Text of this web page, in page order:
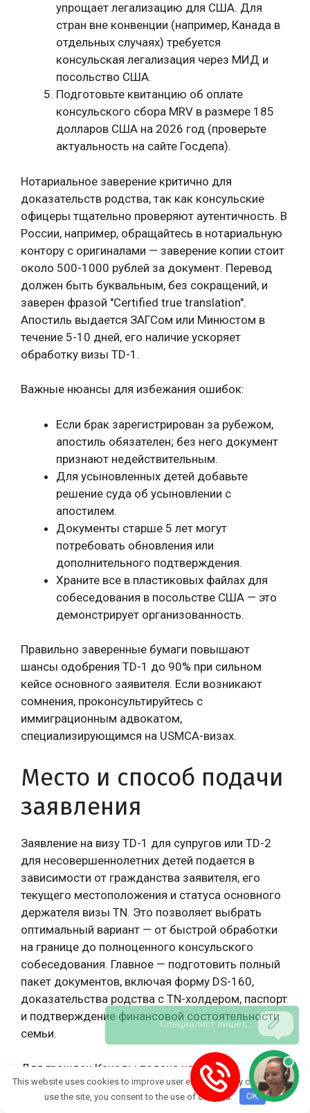
упрощает легализацию для США. Для
стран вне конвенции (например, Канада в
отдельных случаях) требуется
консульская легализация через МИД и
посольство США.
Подготовьте квитанцию об оплате
консульского сбора MRV в размере 185
долларов США на 2026 год (проверьте
актуальность на сайте Госдепа).
Нотариальное заверение критично для
доказательств родства, так как консульские
офицеры тщательно проверяют аутентичность. В
России, например, обращайтесь в нотариальную
контору с оригиналами — заверение копии стоит
около 500-1000 рублей за документ. Перевод
должен быть буквальным, без сокращений, и
заверен фразой "Certified true translation".
Апостиль выдается ЗАГСом или Минюстом в
течение 5-10 дней, его наличие ускоряет
обработку визы TD-1.
Важные нюансы для избежания ошибок:
Если брак зарегистрирован за рубежом,
апостиль обязателен; без него документ
признают недействительным.
Для усыновленных детей добавьте
решение суда об усыновлении с
апостилем.
Документы старше 5 лет могут
потребовать обновления или
дополнительного подтверждения.
Храните все в пластиковых файлах для
собеседования в посольстве США — это
демонстрирует организованность.
Правильно заверенные бумаги повышают
шансы одобрения TD-1 до 90% при сильном
кейсе основного заявителя. Если возникают
сомнения, проконсультируйтесь с
иммиграционным адвокатом,
специализирующимся на USMCA-визах.
Место и способ подачи
заявления
Заявление на визу TD-1 для супругов или TD-2
для несовершеннолетних детей подается в
зависимости от гражданства заявителя, его
текущего местоположения и статуса основного
держателя визы TN. Это позволяет выбрать
оптимальный вариант — от быстрой обработки
на границе до полноценного консульского
собеседования. Главное — подготовить полный
пакет документов, включая форму DS-160,
доказательства родства с TN-холдером, паспорт
и подтверждение финансовой состоятельности
семьи.
Для граждан Канады подача на границе
остается самым удобным и быстрым способом,
так как они освобождены от предварительного
This website uses cookies to improve user experience. By continuing to
use the site, you consent to the use of cookies.
OK